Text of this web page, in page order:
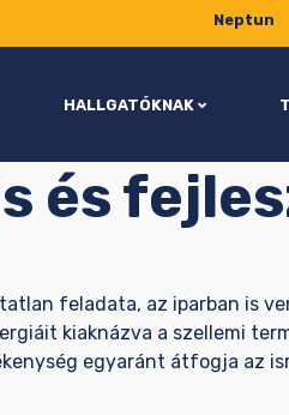
Neptun
HALLGATÓKNAK
és
feladata, az iparban is
kiaknázva a szellemi
egyaránt átfogja az